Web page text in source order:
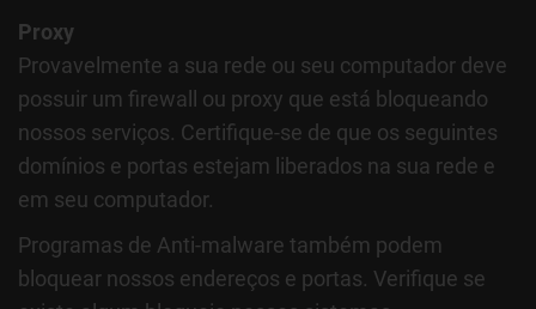
Proxy
Provavelmente a sua rede ou seu computador deve
possuir um firewall ou proxy que está bloqueando
nossos serviços. Certifique-se de que os seguintes
domínios e portas estejam liberados na sua rede e
em seu computador.
Programas de Anti-malware também podem
bloquear nossos endereços e portas. Verifique se